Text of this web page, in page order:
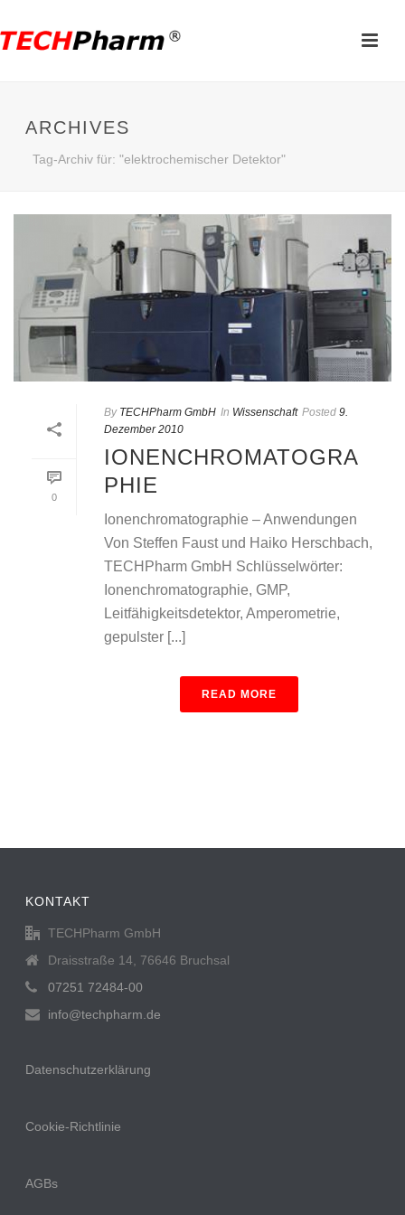
ARCHIVES
Tag-Archiv für: "elektrochemischer Detektor"
0
By TECHPharm GmbH In Wissenschaft Posted 9.
Dezember 2010
IONENCHROMATOGRA
PHIE
Ionenchromatographie – Anwendungen
Von Steffen Faust und Haiko Herschbach,
TECHPharm GmbH Schlüsselwörter:
Ionenchromatographie, GMP,
Leitfähigkeitsdetektor, Amperometrie,
gepulster [...]
READ MORE
KONTAKT
TECHPharm GmbH
Draisstraße 14, 76646 Bruchsal
07251 72484-00
info@techpharm.de
Datenschutzerklärung
Cookie-Richtlinie
AGBs